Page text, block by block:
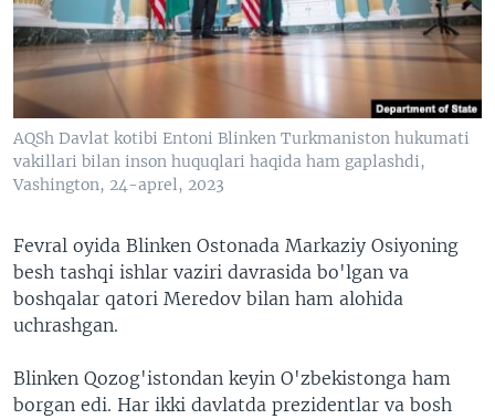
AQSh Davlat kotibi Entoni Blinken Turkmaniston hukumati
vakillari bilan inson huquqlari haqida ham gaplashdi,
Vashington, 24-aprel, 2023
Fevral oyida Blinken Ostonada Markaziy Osiyoning
besh tashqi ishlar vaziri davrasida bo'lgan va
boshqalar qatori Meredov bilan ham alohida
uchrashgan.
Blinken Qozog'istondan keyin O'zbekistonga ham
borgan edi. Har ikki davlatda prezidentlar va bosh